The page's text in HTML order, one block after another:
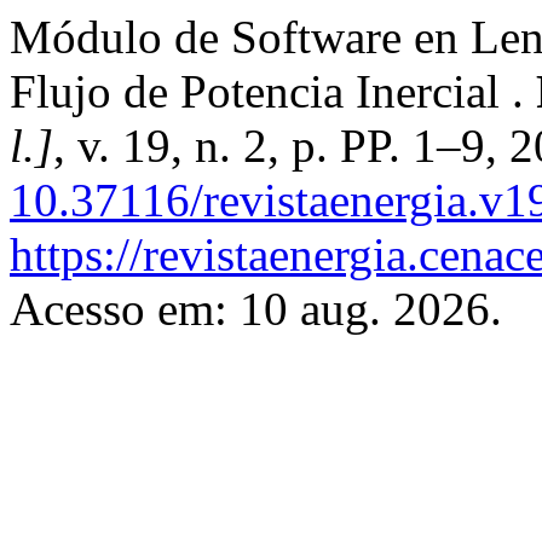
Módulo de Software en
Flujo de Potencia Inercial .
l.], v. 19, n. 2, p. PP. 1–9,
10.37116/
https://
Acesso em: 10 aug. 2026.